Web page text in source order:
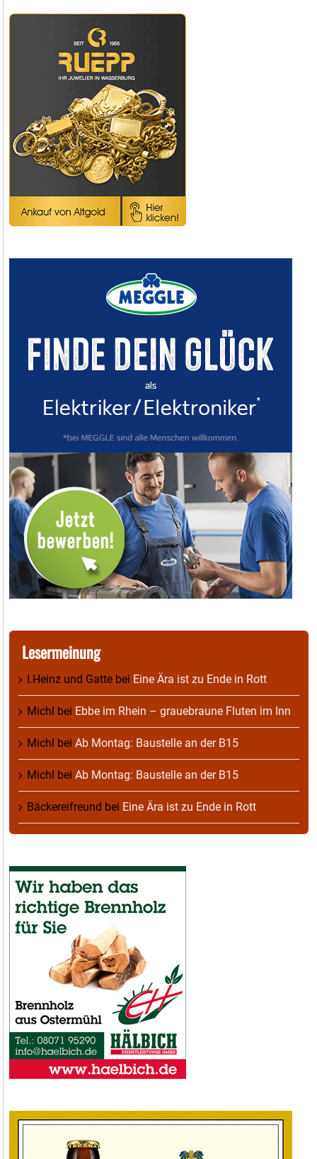
Lesermeinung
I.Heinz und Gatte bei Eine Ära ist zu Ende in Rott
Michl bei Ebbe im Rhein – grauebraune Fluten im Inn
Michl bei Ab Montag: Baustelle an der B15
Michl bei Ab Montag: Baustelle an der B15
Bäckereifreund bei Eine Ära ist zu Ende in Rott